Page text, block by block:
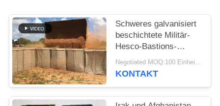
Schweres galvanisiert
beschichtete Militär-
Hesco-Bastions-
Sperren-System
defensive Hesco-
Negotiated MOQ:100 Einheiten
KONTAKT